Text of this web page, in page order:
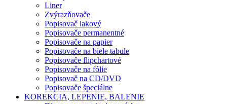
Liner
Zvýrazňovače
Popisovač lakový
Popisovače permanentné
Popisovače na papier
Popisovače na biele tabule
Popisovače flipchartové
Popisovače na fólie
Popisovač na CD/DVD
Popisovače špeciálne
KOREKCIA, LEPENIE, BALENIE